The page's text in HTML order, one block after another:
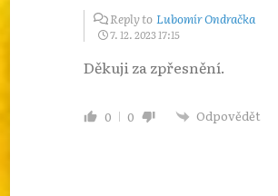
Reply to Lubomír Ondračka
7. 12. 2023 17:15
Děkuji za zpřesnění.
0 0 Odpovědět